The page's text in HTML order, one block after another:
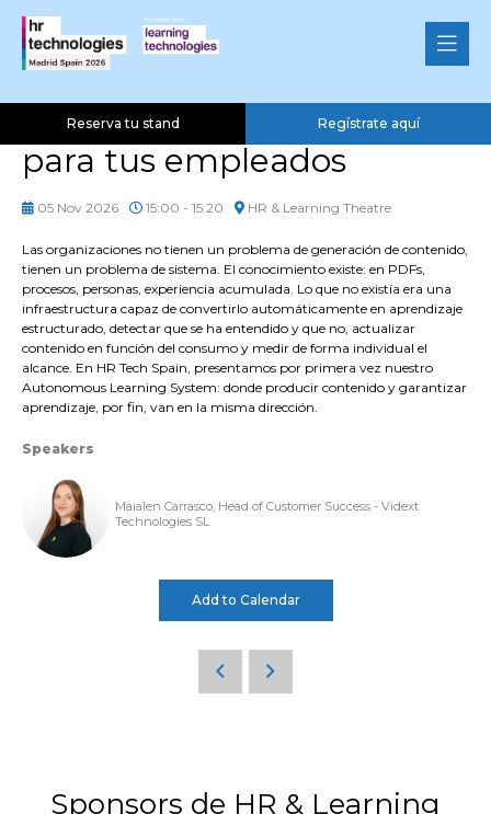
Reserva tu stand Regístrate aquí
De conocimiento disperso
a un sistema de
aprendizaje autónomo
para tus empleados
05 Nov 2026 15:00 - 15:20 HR & Learning Theatre
Las organizaciones no tienen un problema de generación de contenido,
tienen un problema de sistema. El conocimiento existe: en PDFs,
procesos, personas, experiencia acumulada. Lo que no existía era una
infraestructura capaz de convertirlo automáticamente en aprendizaje
estructurado, detectar que se ha entendido y que no, actualizar
contenido en función del consumo y medir de forma individual el
alcance. En HR Tech Spain, presentamos por primera vez nuestro
Autonomous Learning System: donde producir contenido y garantizar
aprendizaje, por fin, van en la misma dirección.
Speakers
Maialen Carrasco, Head of Customer Success - Vidext
Technologies SL
Add to Calendar
Sponsors de HR & Learning